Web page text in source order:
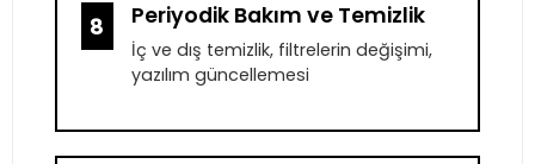
8 Periyodik Bakım ve Temizlik
İç ve dış temizlik, filtrelerin değişimi,
yazılım güncellemesi